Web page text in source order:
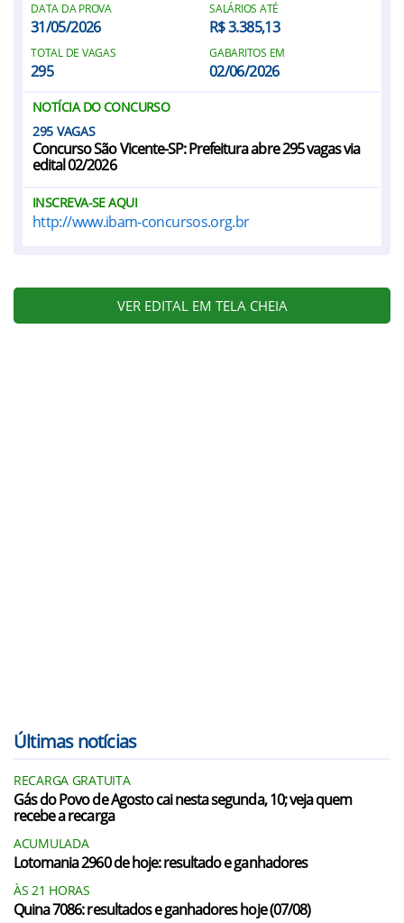
DATA DA PROVA
31/05/2026
SALÁRIOS ATÉ
R$ 3.385,13
TOTAL DE VAGAS
295
GABARITOS EM
02/06/2026
NOTÍCIA DO CONCURSO
295
Concurso São Vicente-SP: Prefeitura abre 295 vagas via
edital 02/2026
INSCREVA-SE AQUI
http://www.ibam-concursos.org.br
VER EDITAL EM TELA CHEIA
Últimas notícias
RECARGA GRATUITA
Gás do Povo de Agosto cai nesta segunda, 10; veja quem
recebe a recarga
ACUMULADA
Lotomania 2960 de hoje: resultado e ganhadores
ÀS 21 HORAS
Quina 7086: resultados e ganhadores hoje (07/08)